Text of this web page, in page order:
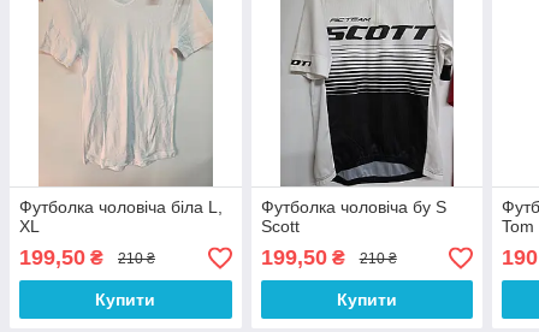
Футболка чоловіча біла L,
XL
199,50 ₴ 210 ₴
Купити
Футболка чоловіча бу S
Scott
199,50₴ 210 ₴
Купити
190